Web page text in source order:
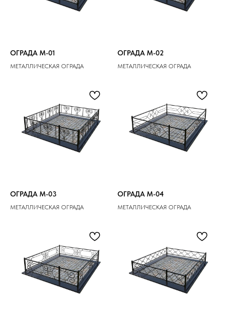
ОГРАДА M-01
МЕТАЛЛИЧЕСКАЯ ОГРАДА
ОГРАДА M-02
МЕТАЛЛИЧЕСКАЯ ОГРАДА
ОГРАДА M-03
МЕТАЛЛИЧЕСКАЯ ОГРАДА
ОГРАДА M-04
МЕТАЛЛИЧЕСКАЯ ОГРАДА